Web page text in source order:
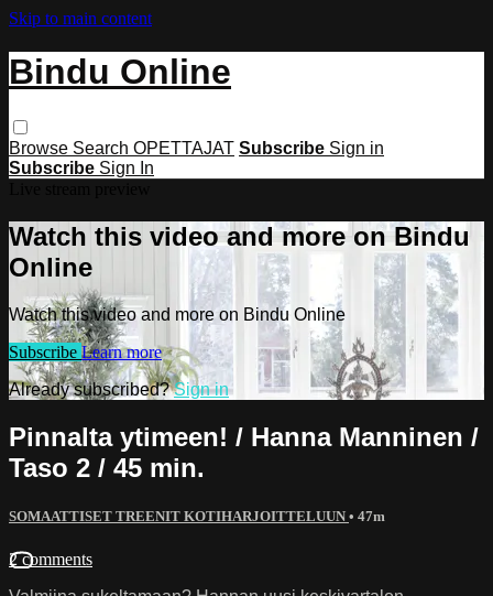
Skip to main content
Bindu Online
Browse Search OPETTAJAT Subscribe Sign in
Subscribe Sign In
Watch this video and more on Bindu
Online
Watch this video and more on Bindu Online
Subscribe Learn more
Already subscribed?Sign in
Pinnalta ytimeen! / Hanna Manninen /
Taso 2 / 45 min.
SOMAATTISET TREENIT KOTIHARJOITTELUUN • 47m
2 comments